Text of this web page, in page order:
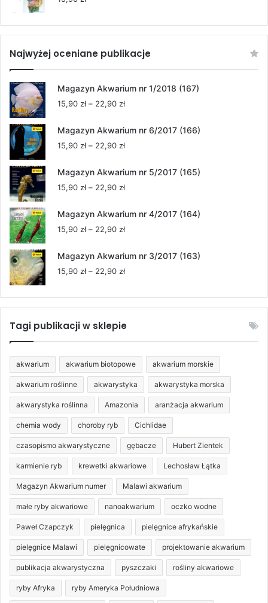
Najwyżej oceniane publikacje
Magazyn Akwarium nr 1/2018 (167)
15,90 zł – 22,90 złZakres
od
Magazyn Akwarium nr 6/2017 (166)
15,90 zł – 22,90 złZakres
od
Magazyn Akwarium nr 5/2017 (165)
15,90 zł – 22,90 złZakres
od
Magazyn Akwarium nr 4/2017 (164)
15,90 zł – 22,90 złZakres
od
Magazyn Akwarium nr 3/2017 (163)
15,90 zł – 22,90 złZakres
od
15,90 zł
Tagi publikacji w sklepie
akwarium akwarium biotopowe akwarium morskie
akwarium roślinne akwarystyka akwarystyka morska
akwarystyka roślinna Amazonia aranżacja akwarium
chemia wody choroby ryb Cichlidae
czasopismo akwarystyczne gębacze Hubert Zientek
karmienie ryb krewetki akwariowe Lechosław Łątka
Magazyn Akwarium numer Malawi akwarium
małe ryby akwariowe nanoakwarium oczko wodne
Paweł Czapczyk pielęgnica pielęgnice afrykańskie
pielęgnice Malawi pielęgnicowate projektowanie akwarium
publikacja akwarystyczna pyszczaki rośliny akwariowe
ryby Afryka ryby Ameryka Południowa